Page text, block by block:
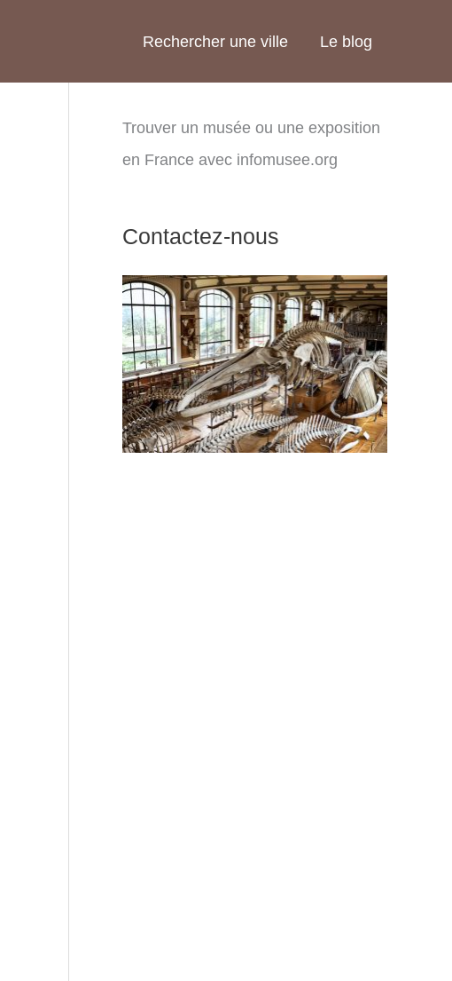
Rechercher une ville Le blog
Trouver un musée ou une exposition
en France avec infomusee.org
Contactez-nous